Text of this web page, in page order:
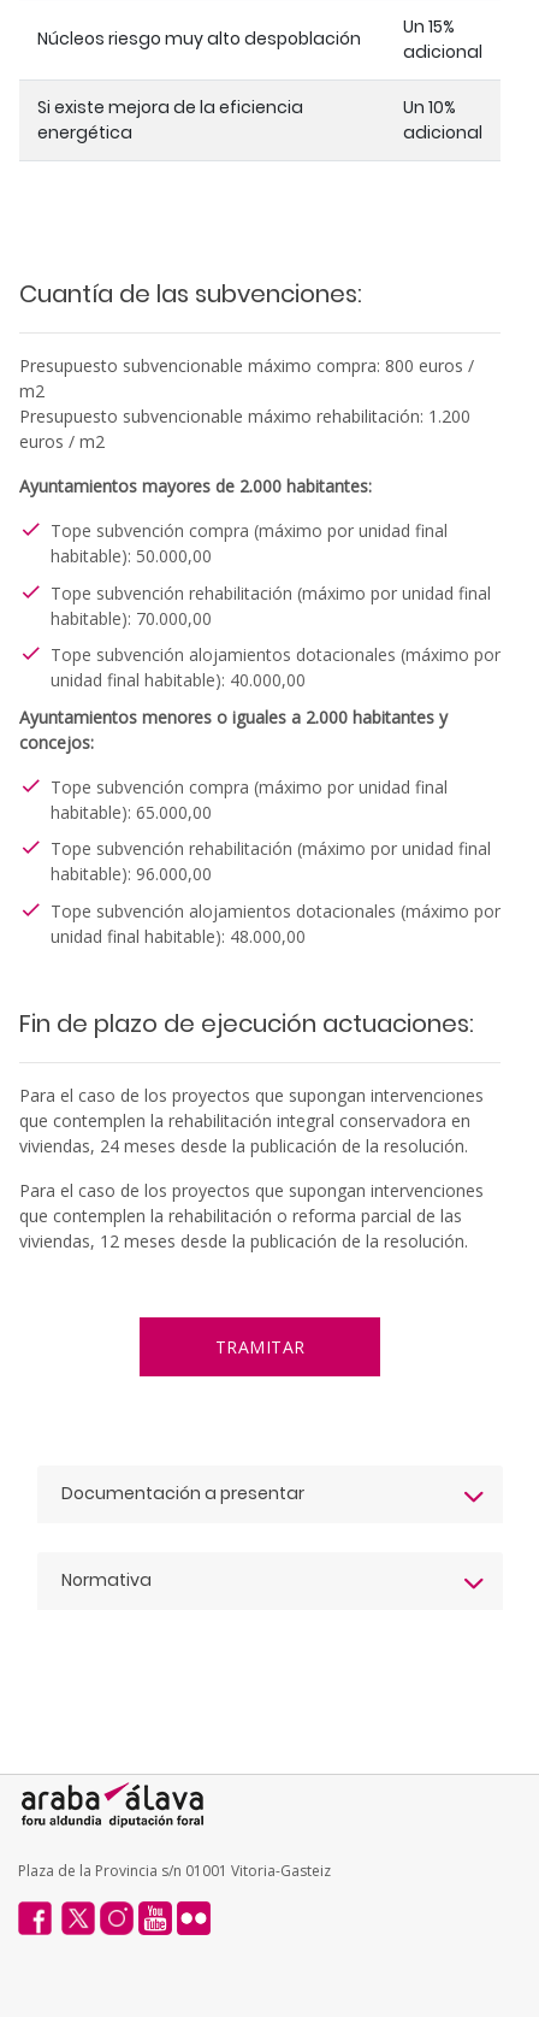
Núcleos riesgo muy alto despoblación
Un 15%
adicional
Si existe mejora de la eficiencia
energética
Un 10%
adicional
Cuantía de las subvenciones:
Presupuesto subvencionable máximo compra: 800 euros /
m2
Presupuesto subvencionable máximo rehabilitación: 1.200
euros / m2
Ayuntamientos mayores de 2.000 habitantes:
Tope subvención compra (máximo por unidad final
habitable): 50.000,00
Tope subvención rehabilitación (máximo por unidad final
habitable): 70.000,00
Tope subvención alojamientos dotacionales (máximo por
unidad final habitable): 40.000,00
Ayuntamientos menores o iguales a 2.000 habitantes y
concejos:
Tope subvención compra (máximo por unidad final
habitable): 65.000,00
Tope subvención rehabilitación (máximo por unidad final
habitable): 96.000,00
Tope subvención alojamientos dotacionales (máximo por
unidad final habitable): 48.000,00
Fin de plazo de ejecución actuaciones:
Para el caso de los proyectos que supongan intervenciones
que contemplen la rehabilitación integral conservadora en
viviendas, 24 meses desde la publicación de la resolución.
Para el caso de los proyectos que supongan intervenciones
que contemplen la rehabilitación o reforma parcial de las
viviendas, 12 meses desde la publicación de la resolución.
TRAMITAR
Documentación a presentar
Normativa
Plaza de la Provincia s/n 01001 Vitoria-Gasteiz